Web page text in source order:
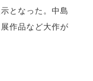
となった。中島
作品など大作が